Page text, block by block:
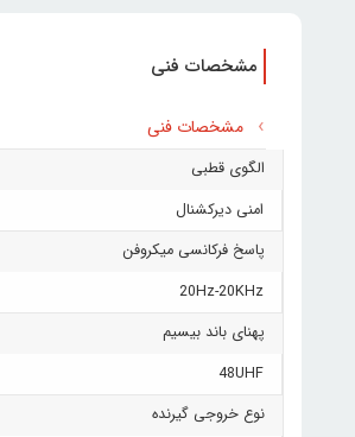
مشخصات فنی
مشخصات فنی
الگوی قطبی
امنی دیرکشنال
پاسخ فرکانسی میکروفن
20Hz-20KHz
پهنای باند بیسیم
48UHF
نوع خروجی گیرنده